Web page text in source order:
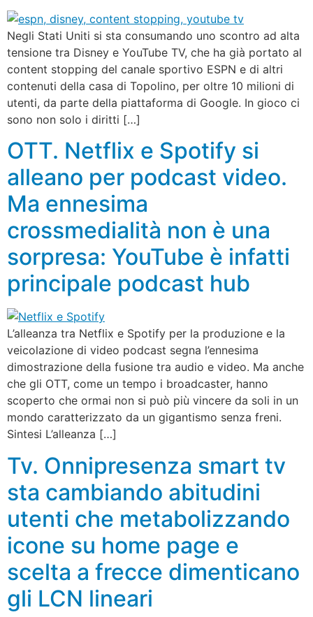
Negli Stati Uniti si sta consumando uno scontro ad alta
tensione tra Disney e YouTube TV, che ha già portato al
content stopping del canale sportivo ESPN e di altri
contenuti della casa di Topolino, per oltre 10 milioni di
utenti, da parte della piattaforma di Google. In gioco ci
sono non solo i diritti […]
OTT. Netflix e Spotify si
alleano per podcast video.
Ma ennesima
crossmedialità non è una
sorpresa: YouTube è infatti
principale podcast hub
L’alleanza tra Netflix e Spotify per la produzione e la
veicolazione di video podcast segna l’ennesima
dimostrazione della fusione tra audio e video. Ma anche
che gli OTT, come un tempo i broadcaster, hanno
scoperto che ormai non si può più vincere da soli in un
mondo caratterizzato da un gigantismo senza freni.
Sintesi L’alleanza […]
Tv. Onnipresenza smart tv
sta cambiando abitudini
utenti che metabolizzando
icone su home page e
scelta a frecce dimenticano
gli LCN lineari